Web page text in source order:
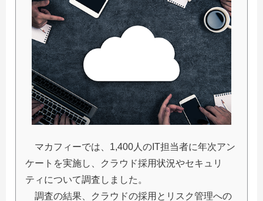
マカフィーでは、1,400人のIT担当者に年次アン
ケートを実施し、クラウド採用状況やセキュリ
ティについて調査しました。
調査の結果、クラウドの採用とリスク管理への